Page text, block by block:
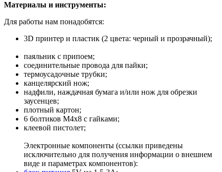
Материалы и инструменты:
Для работы нам понадобятся:
3D принтер и пластик (2 цвета: черный и прозрачный);
паяльник с припоем;
соединительные провода для пайки;
термоусадочные трубки;
канцелярский нож;
надфили, наждачная бумага и/или нож для обрезки
заусенцев;
плотный картон;
6 болтиков М4х8 с гайками;
клеевой пистолет;
Электронные компоненты (ссылки приведены
исключительно для получения информации о внешнем
виде и параметрах компонентов):